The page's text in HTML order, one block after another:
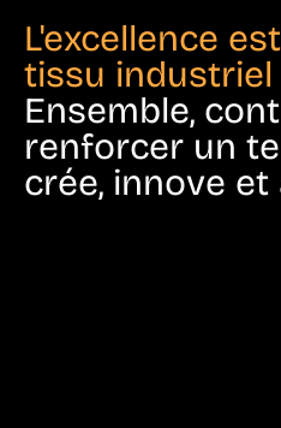
L'excellence
tissu industriel
Ensemble,
renforcer un
crée, innove et